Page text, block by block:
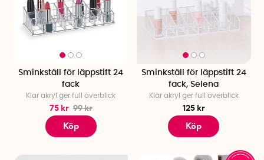
Sminkställ för läppstift 24
fack
Klar akryl ger full överblick
75 kr 99 kr
Köp
Sminkställ för läppstift 24
fack, Selena
Klar akryl ger full överblick
125 kr
Köp